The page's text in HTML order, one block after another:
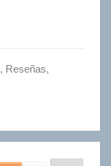
, Reseñas,